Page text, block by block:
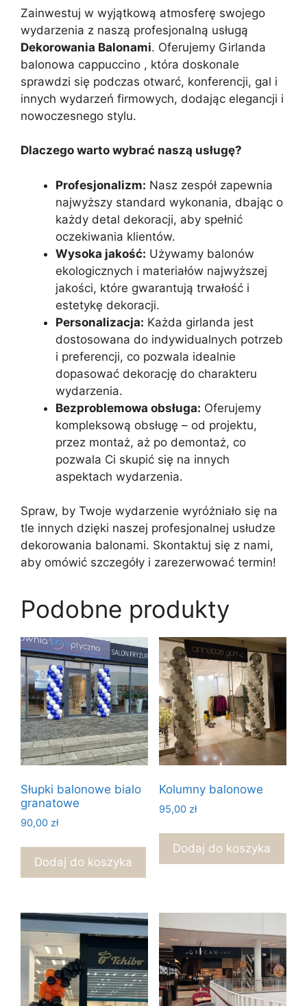
Zainwestuj w wyjątkową atmosferę swojego
wydarzenia z naszą profesjonalną usługą
Dekorowania Balonami. Oferujemy Girlanda
balonowa cappuccino , która doskonale
sprawdzi się podczas otwarć, konferencji, gal i
innych wydarzeń firmowych, dodając elegancji i
nowoczesnego stylu.
Dlaczego warto wybrać naszą usługę?
Profesjonalizm: Nasz zespół zapewnia
najwyższy standard wykonania, dbając o
każdy detal dekoracji, aby spełnić
oczekiwania klientów.
Wysoka jakość: Używamy balonów
ekologicznych i materiałów najwyższej
jakości, które gwarantują trwałość i
estetykę dekoracji.
Personalizacja: Każda girlanda jest
dostosowana do indywidualnych potrzeb
i preferencji, co pozwala idealnie
dopasować dekorację do charakteru
wydarzenia.
Bezproblemowa obsługa: Oferujemy
kompleksową obsługę – od projektu,
przez montaż, aż po demontaż, co
pozwala Ci skupić się na innych
aspektach wydarzenia.
Spraw, by Twoje wydarzenie wyróżniało się na
tle innych dzięki naszej profesjonalnej usłudze
dekorowania balonami. Skontaktuj się z nami,
aby omówić szczegóły i zarezerwować termin!
Podobne produkty
Słupki balonowe bialo
granatowe
90,00 zł
Dodaj do koszyka
Kolumny balonowe
95,00 zł
Dodaj do koszyka